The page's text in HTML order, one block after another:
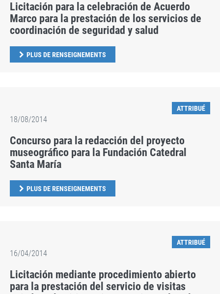
Licitación para la celebración de Acuerdo
Marco para la prestación de los servicios de
coordinación de seguridad y salud
PLUS DE RENSEIGNEMENTS
ATTRIBUÉ
18/08/2014
Concurso para la redacción del proyecto
museográfico para la Fundación Catedral
Santa María
PLUS DE RENSEIGNEMENTS
ATTRIBUÉ
16/04/2014
Licitación mediante procedimiento abierto
para la prestación del servicio de visitas